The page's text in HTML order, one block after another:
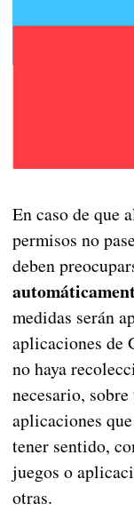
En caso de que
permisos no
deben
medidas serán
aplicaciones de
no haya
necesario,
aplicaciones
tener sentido,
juegos o
otras.